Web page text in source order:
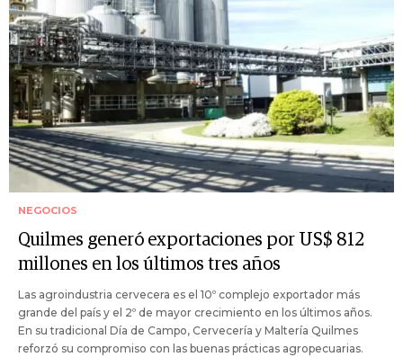
NEGOCIOS
Quilmes generó exportaciones por US$ 812
millones en los últimos tres años
Las agroindustria cervecera es el 10º complejo exportador más
grande del país y el 2º de mayor crecimiento en los últimos años.
En su tradicional Día de Campo, Cervecería y Maltería Quilmes
reforzó su compromiso con las buenas prácticas agropecuarias.